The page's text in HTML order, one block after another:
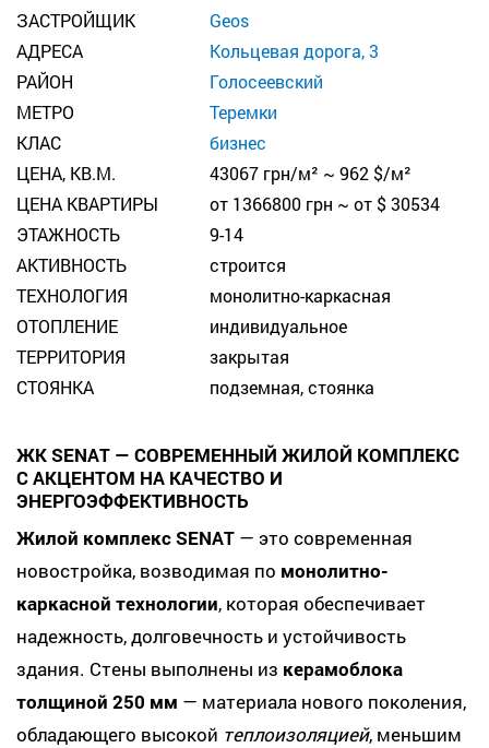
ЗАСТРОЙЩИК
Geos
АДРЕСА
Кольцевая дорога, 3
РАЙОН
Голосеевский
МЕТРО
Теремки
КЛАС
бизнес
ЦЕНА, КВ.М.
43067 грн/м² ~ 962 $/м²
ЦЕНА КВАРТИРЫ
от 1366800 грн ~ от $ 30534
ЭТАЖНОСТЬ
9-14
АКТИВНОСТЬ
строится
ТЕХНОЛОГИЯ
монолитно-каркасная
ОТОПЛЕНИЕ
индивидуальное
ТЕРРИТОРИЯ
закрытая
СТОЯНКА
подземная, стоянка
ЖК SENAT — СОВРЕМЕННЫЙ ЖИЛОЙ КОМПЛЕКС
С АКЦЕНТОМ НА КАЧЕСТВО И
ЭНЕРГОЭФФЕКТИВНОСТЬ
Жилой комплекс SENAT — это современная
новостройка, возводимая по монолитно-
каркасной технологии, которая обеспечивает
надежность, долговечность и устойчивость
здания. Стены выполнены из керамоблока
толщиной 250 мм — материала нового поколения,
обладающего высокой теплоизоляцией, меньшим